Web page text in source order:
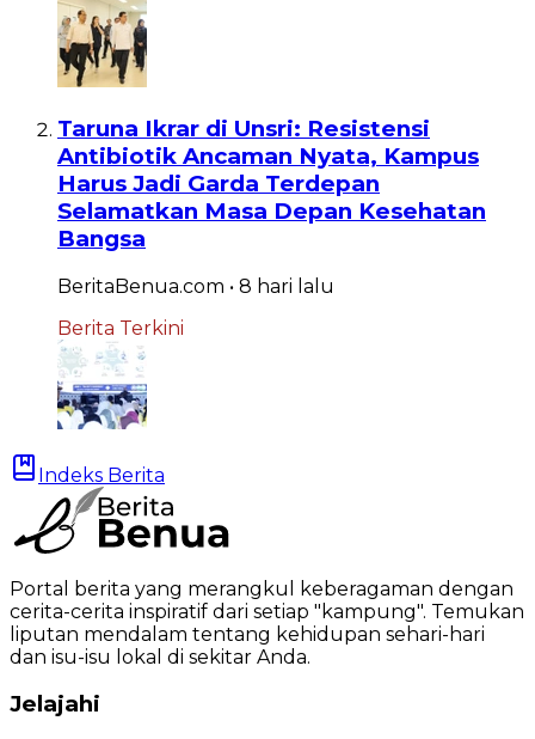
Taruna Ikrar di Unsri: Resistensi
Antibiotik Ancaman Nyata, Kampus
Harus Jadi Garda Terdepan
Selamatkan Masa Depan Kesehatan
Bangsa
BeritaBenua.com • 8 hari lalu
Berita Terkini
Indeks Berita
Portal berita yang merangkul keberagaman dengan
cerita-cerita inspiratif dari setiap "kampung". Temukan
liputan mendalam tentang kehidupan sehari-hari
dan isu-isu lokal di sekitar Anda.
Jelajahi